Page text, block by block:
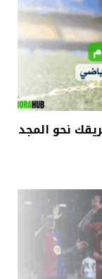
نحو المجد